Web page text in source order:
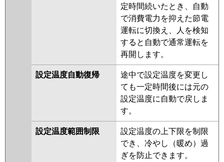
定時間続いたとき、自動
で消費電力を抑えた節電
運転に切換え、人を検知
すると自動で通常運転を
再開します。
設定温度自動復帰
途中で設定温度を変更し
ても一定時間後には元の
設定温度に自動で戻しま
す。
設定温度範囲制限
設定温度の上下限を制限
でき、冷やし（暖め）過
ぎを防止できます。